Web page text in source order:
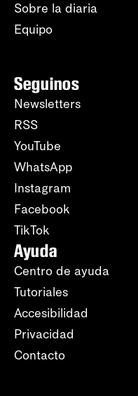
Sobre la diaria
Equipo
Seguinos
Newsletters
RSS
YouTube
WhatsApp
Instagram
Facebook
TikTok
Ayuda
Centro de ayuda
Tutoriales
Accesibilidad
Privacidad
Contacto